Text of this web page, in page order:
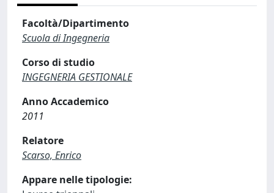
Facoltà/Dipartimento
Scuola di Ingegneria
Corso di studio
INGEGNERIA GESTIONALE
Anno Accademico
2011
Relatore
Scarso, Enrico
Appare nelle tipologie: